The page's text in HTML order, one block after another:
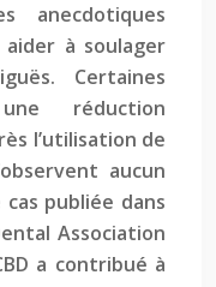
anecdotiques
à soulager
Certaines
réduction
l’utilisation de
aucun
publiée dans
Association
a contribué à